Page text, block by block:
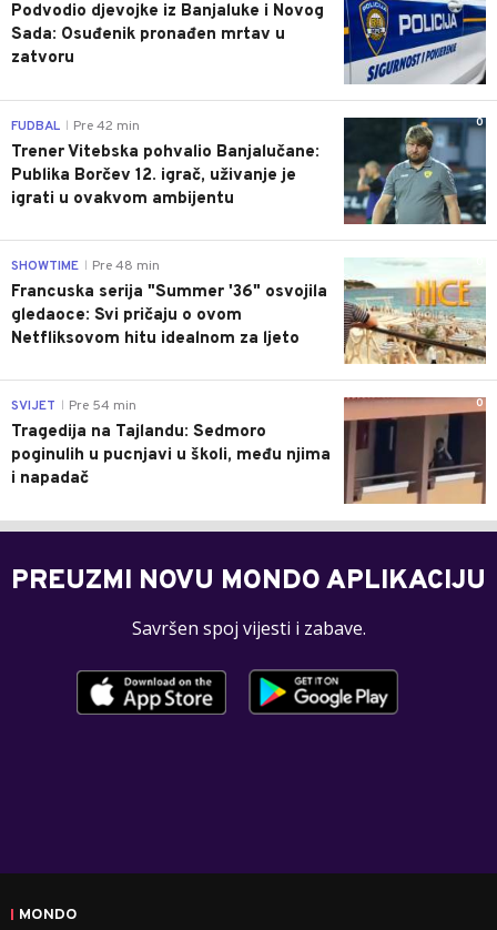
Podvodio djevojke iz Banjaluke i Novog
Sada: Osuđenik pronađen mrtav u
zatvoru
0
FUDBAL Pre 42 min
Trener Vitebska pohvalio Banjalučane:
Publika Borčev 12. igrač, uživanje je
igrati u ovakvom ambijentu
SHOWTIME Pre 48 min
Francuska serija "Summer '36" osvojila
gledaoce: Svi pričaju o ovom
Netfliksovom hitu idealnom za ljeto
0
SVIJET Pre 54 min
Tragedija na Tajlandu: Sedmoro
poginulih u pucnjavi u školi, među njima
i napadač
PREUZMI NOVU MONDO APLIKACIJU
Savršen spoj vijesti i zabave.
MONDO